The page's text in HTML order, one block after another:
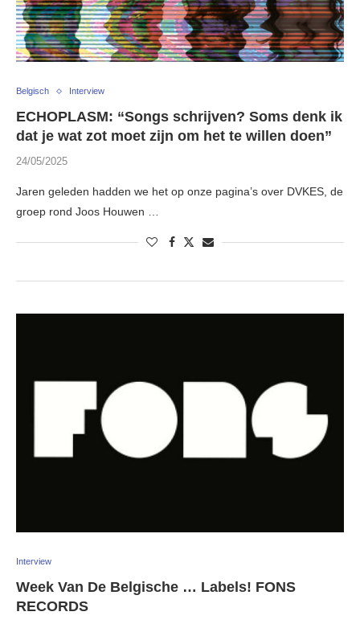
Belgisch Interview
ECHOPLASM: “Songs schrijven? Soms denk ik
dat je wat zot moet zijn om het te willen doen”
24/05/2025
Jaren geleden hadden we het op onze pagina’s over DVKES, de
groep rond Joos Houwen …
Interview
Week Van De Belgische … Labels! FONS
RECORDS